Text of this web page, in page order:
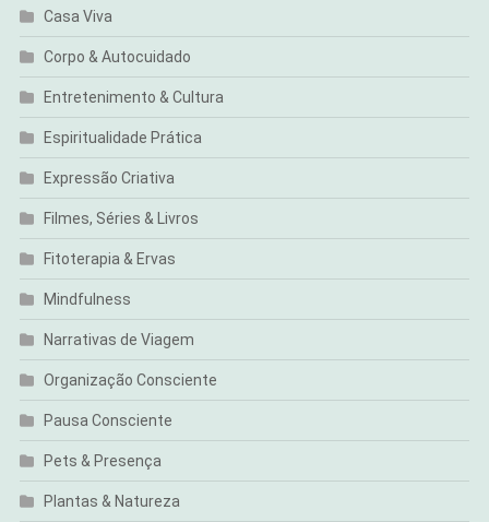
Casa Viva
Corpo & Autocuidado
Entretenimento & Cultura
Espiritualidade Prática
Expressão Criativa
Filmes, Séries & Livros
Fitoterapia & Ervas
Mindfulness
Narrativas de Viagem
Organização Consciente
Pausa Consciente
Pets & Presença
Plantas & Natureza